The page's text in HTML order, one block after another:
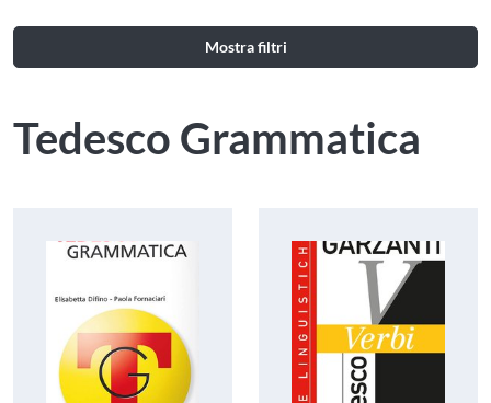
Mostra filtri
Tedesco Grammatica